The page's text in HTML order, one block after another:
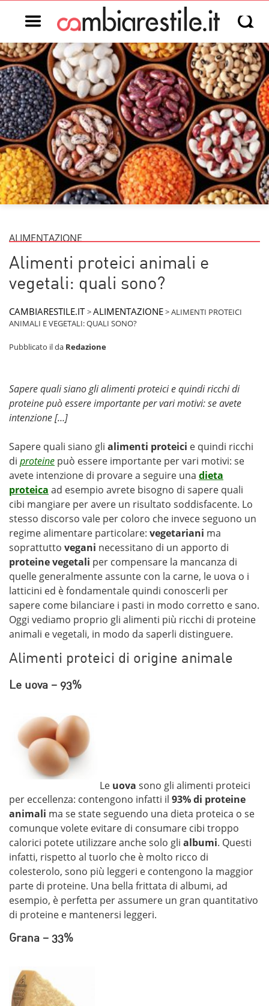
Open main menu Open
ALIMENTAZIONE
Alimenti proteici animali e
vegetali: quali sono?
CAMBIARESTILE.IT >ALIMENTAZIONE>ALIMENTI PROTEICI
ANIMALI E VEGETALI: QUALI SONO?
Pubblicato ilda Redazione
Sapere quali siano gli alimenti proteici e quindi ricchi di
proteine può essere importante per vari motivi: se avete
intenzione […]
Sapere quali siano gli alimenti proteici e quindi ricchi
di proteine può essere importante per vari motivi: se
avete intenzione di provare a seguire una dieta
proteica ad esempio avrete bisogno di sapere quali
cibi mangiare per avere un risultato soddisfacente. Lo
stesso discorso vale per coloro che invece seguono un
regime alimentare particolare: vegetariani ma
soprattutto vegani necessitano di un apporto di
proteine vegetali per compensare la mancanza di
quelle generalmente assunte con la carne, le uova o i
latticini ed è fondamentale quindi conoscerli per
sapere come bilanciare i pasti in modo corretto e sano.
Oggi vediamo proprio gli alimenti più ricchi di proteine
animali e vegetali, in modo da saperli distinguere.
Alimenti proteici di origine animale
Le uova – 93%
Le uova sono gli alimenti proteici
per eccellenza: contengono infatti il 93% di proteine
animali ma se state seguendo una dieta proteica o se
comunque volete evitare di consumare cibi troppo
calorici potete utilizzare anche solo gli albumi. Questi
infatti, rispetto al tuorlo che è molto ricco di
colesterolo, sono più leggeri e contengono la maggior
parte di proteine. Una bella frittata di albumi, ad
esempio, è perfetta per assumere un gran quantitativo
di proteine e mantenersi leggeri.
Grana – 33%